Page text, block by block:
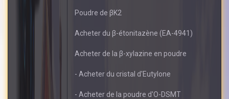
Poudre de βK2
Acheter du β-étonitazène (EA-4941)
Acheter de la β-xylazine en poudre
- Acheter du cristal d'Eutylone
- Acheter de la poudre d'O-DSMT